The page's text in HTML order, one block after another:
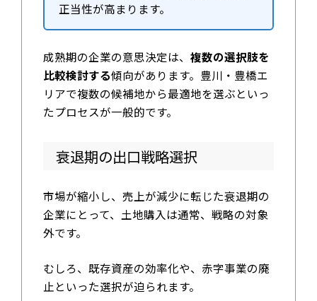
正当性が高まります。
成熟期の企業の意思決定は、 複数の選択肢を
比較検討する傾向があります。豊川・豊橋エ
リアで複数の候補地から最適地を選ぶといっ
たプロセスが一般的です。
衰退期の出口戦略選択
市場が縮小し、売上が減少に転じた衰退期の
企業にとって、土地購入は通常、戦略の対象
外です。
むしろ、既存資産の効率化や、赤字事業の廃
止といった選択が迫られます。